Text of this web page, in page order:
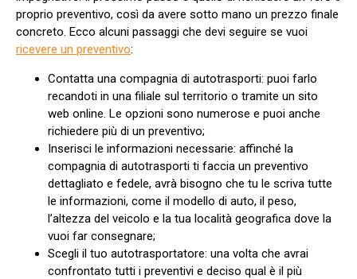
proprio preventivo, così da avere sotto mano un prezzo finale
concreto. Ecco alcuni passaggi che devi seguire se vuoi
ricevere un preventivo:
Contatta una compagnia di autotrasporti: puoi farlo
recandoti in una filiale sul territorio o tramite un sito
web online. Le opzioni sono numerose e puoi anche
richiedere più di un preventivo;
Inserisci le informazioni necessarie: affinché la
compagnia di autotrasporti ti faccia un preventivo
dettagliato e fedele, avrà bisogno che tu le scriva tutte
le informazioni, come il modello di auto, il peso,
l’altezza del veicolo e la tua località geografica dove la
vuoi far consegnare;
Scegli il tuo autotrasportatore: una volta che avrai
confrontato tutti i preventivi e deciso qual è il più